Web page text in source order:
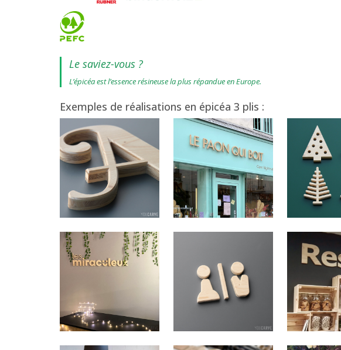
Le saviez-vous ?
L’épicéa est l’essence résineuse la plus répandue en Europe.
Exemples de réalisations en épicéa 3 plis :